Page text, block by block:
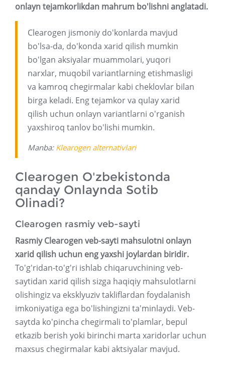
onlayn tejamkorlikdan mahrum bo'lishni anglatadi.
Clearogen jismoniy do'konlarda mavjud
bo'lsa-da, do'konda xarid qilish mumkin
bo'lgan aksiyalar muammolari, yuqori
narxlar, muqobil variantlarning etishmasligi
va kamroq chegirmalar kabi cheklovlar bilan
birga keladi. Eng tejamkor va qulay xarid
qilish uchun onlayn variantlarni o'rganish
yaxshiroq tanlov bo'lishi mumkin.
Manba: Klearogen alternativlari
Clearogen O'zbekistonda
qanday Onlaynda Sotib
Olinadi?
Clearogen rasmiy veb-sayti
Rasmiy Clearogen veb-sayti mahsulotni onlayn
xarid qilish uchun eng yaxshi joylardan biridir.
To'g'ridan-to'g'ri ishlab chiqaruvchining veb-
saytidan xarid qilish sizga haqiqiy mahsulotlarni
olishingiz va eksklyuziv takliflardan foydalanish
imkoniyatiga ega bo'lishingizni ta'minlaydi. Veb-
saytda ko'pincha chegirmali to'plamlar, bepul
etkazib berish yoki birinchi marta xaridorlar uchun
maxsus chegirmalar kabi aktsiyalar mavjud.